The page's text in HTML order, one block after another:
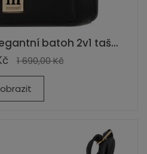
batoh 2v1 taš...
1 690,00 Kč